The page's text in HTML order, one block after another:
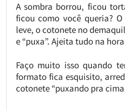
A sombra borrou, ficou
ficou como você queria?
leve, o cotonete no
e “puxa”. Ajeita tudo na
Faço muito isso quando
formato fica esquisito,
cotonete “puxando pra